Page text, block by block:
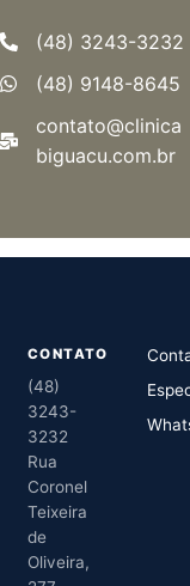
(48) 3243-3232
(48) 9148-8645
contato@clinica
biguacu.com.br
CONTATO
(48)
3243-
3232
Rua
Coronel
Teixeira
de
Oliveira,